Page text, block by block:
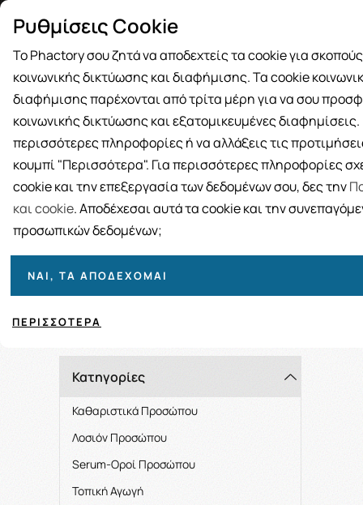
των 49€
BRANDS ΓΥΝΑΙΚΑ ΑΝΔΡΑΣ ΜΗΤΕΡΑ ΚΑΙ
Ταξινόμηση
Κατηγορίες
Καθαριστικά Προσώπου
Λοσιόν Προσώπου
Serum-Oροί Προσώπου
Τοπική Αγωγή
Ρυθμίσεις Cookie
Το Phactory σου ζητά να αποδεχτείς τα cookie για
κοινωνικής δικτύωσης και διαφήμισης. Τα cookie
διαφήμισης παρέχονται από τρίτα μέρη για να σου
κοινωνικής δικτύωσης και εξατομικευμένες διαφημίσεις.
περισσότερες πληροφορίες ή να αλλάξεις τις
κουμπί "Περισσότερα". Για περισσότερες πληροφορίες
cookie και την επεξεργασία των δεδομένων σου, δες την
και cookie. Αποδέχεσαι αυτά τα cookie και την
προσωπικών δεδομένων;
ΝΑΙ, ΤΑ ΑΠΟΔΈΧΟΜΑΙ
ΠΕΡΙΣΣΌΤΕΡΑ